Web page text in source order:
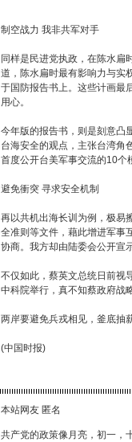
制空战力 我非共军对手
同样是民进党执政，在陈水扁
道，陈水扁时最有影响力与实
于国防报告书上。这些计画最
用心。
今年版的报告书，则是刻意凸
台海安全的观点，主张台湾角
首度公开台美军事交流的10个
避免衝突 寻求安全机制
再以共机出海长训为例，极易
全准则等文件，藉此增进军事
协商。我方却由陆委会公开宣
不仅如此，蔡英文总统日前视
中科院举行，真不知蔡政府战
两岸要避免兵戎相见，釜底抽
(中国时报)
本站网友 匿名
共产党的政策像月亮，初一，